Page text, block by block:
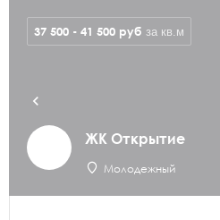
ЖК Открытие
Молодежный
37 500 - 41 500 руб за кв.м